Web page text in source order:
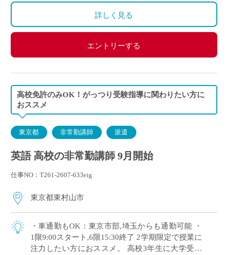
詳しく見る
エントリーする
高校免許のみOK！がっつり受験指導に関わりたい方に
おススメ
東京都 非常勤講師 派遣
英語 高校の非常勤講師 9月開始
仕事NO：T261-2607-633eig
東京都東村山市
・車通勤もOK：東京市部,埼玉からも通勤可能 ・
1限9:00スタート,6限15:30終了 2学期限定で授業に
注力したい方におススメ。 高校3年生に大学受験